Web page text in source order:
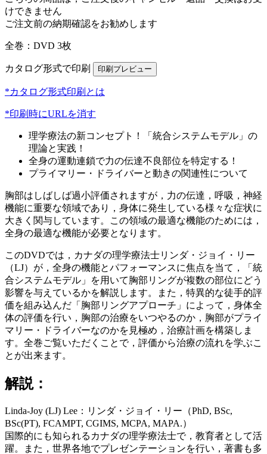
けできません
ご注文前の納期確認をお勧めします
全巻：DVD 3枚
カタログ形式で印刷
*カタログ形式印刷とは
*印刷時にURLを消す
理学療法の新コンセプト！「統合システムモデル」の
理論と実践！
全身の運動連鎖で力の伝達不良部位を特定する！
プライマリー・ドライバーと動きの関連性について
胸部はしばしば過小評価されますが，力の伝達，呼吸，神経
機能に重要な領域であり，身体に発生している様々な症状に
大きく関与しています。この領域の最適な機能のためには，
全身の最適な機能が必要となります。
このDVDでは，カナダの理学療法士リンダ・ジョイ・リー
（LJ）が，全身の機能とパフォーマンスに焦点を当て，「統
合システムモデル」を用いて胸部リングが複数の部位にどう
影響を与えているかを解説します。また，特異的な徒手的評
価を組み込んだ「胸部リングアプローチ」によって，身体全
体の評価を行い，胸部の治療をいつやるのか，胸部がプライ
マリー・ドライバーなのかを見極め，治療計画を構築しま
す。全巻ご覧いただくことで，評価から治療の流れを学ぶこ
とが出来ます。
解説：
Linda-Joy (LJ) Lee：リンダ・ジョイ・リー（PhD, BSc,
BSc(PT), FCAMPT, CGIMS, MCPA, MAPA.）
国際的にも知られるカナダの理学療法士で，教育者として活
躍。また，世界各地でプレゼンテーションを行い，著書も多